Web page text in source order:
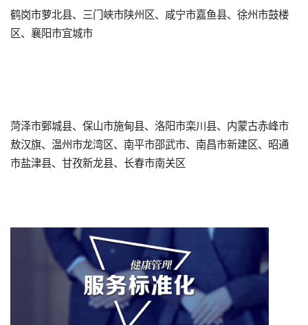
鹤岗市萝北县、三门峡市陕州区、咸宁市嘉鱼县、徐州市鼓楼
区、襄阳市宜城市
菏泽市鄄城县、保山市施甸县、洛阳市栾川县、内蒙古赤峰市
敖汉旗、温州市龙湾区、南平市邵武市、南昌市新建区、昭通
市盐津县、甘孜新龙县、长春市南关区